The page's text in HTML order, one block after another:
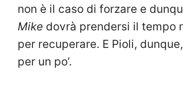
non è il caso di forzare e
Mike dovrà prendersi il tempo
per recuperare. E Pioli,
per un po’.